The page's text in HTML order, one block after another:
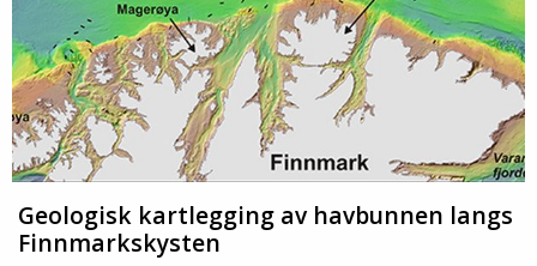
Geologisk kartlegging av havbunnen langs
Finnmarkskysten